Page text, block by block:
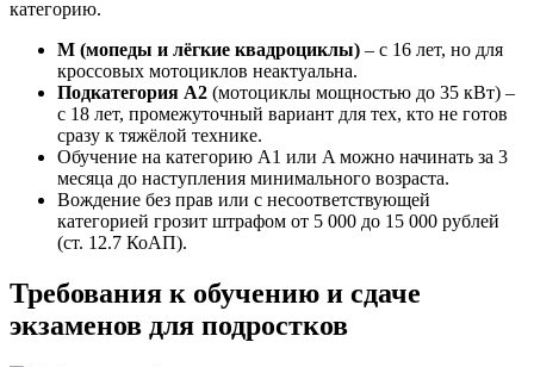
категорию.
M (мопеды и лёгкие квадроциклы) – с 16 лет, но для
кроссовых мотоциклов неактуальна.
Подкатегория A2 (мотоциклы мощностью до 35 кВт) –
с 18 лет, промежуточный вариант для тех, кто не готов
сразу к тяжёлой технике.
Обучение на категорию A1 или A можно начинать за 3
месяца до наступления минимального возраста.
Вождение без прав или с несоответствующей
категорией грозит штрафом от 5 000 до 15 000 рублей
(ст. 12.7 КоАП).
Требования к обучению и сдаче
экзаменов для подростков